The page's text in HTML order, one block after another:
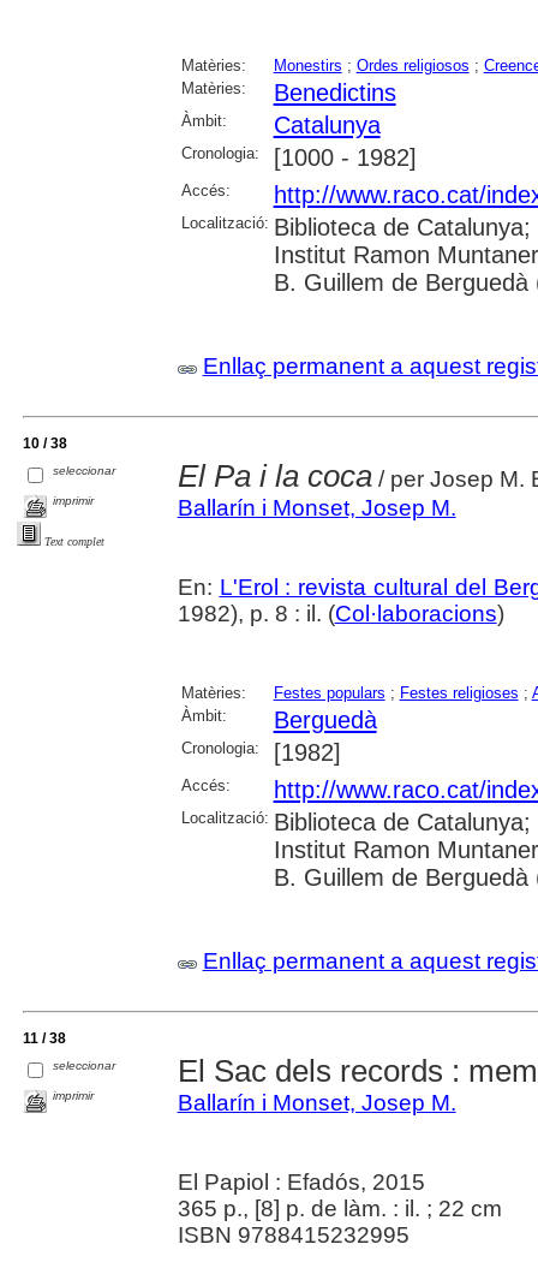
Matèries: Monestirs ; Ordes religiosos ;
Matèries:
Benedictins
Àmbit: Catalunya
Cronologia: [1000 - 1982]
Accés: http://www.raco.cat/
Localització: Biblioteca de
Institut Ramon
B. Guillem de Berguedà
Enllaç permanent a aquest
10 / 38
seleccionar
imprimir
Text complet
El Pa i la coca/ per Josep M.
Ballarín i Monset, Josep M.
En: L'Erol : revista cultural del
1982), p. 8 : il. (Col·laboracions)
Matèries: Festes populars ; Festes religioses ;
Àmbit:
Berguedà
Cronologia: [1982]
Accés: http://www.raco.cat/
Localització: Biblioteca de
Institut Ramon
B. Guillem de Berguedà
Enllaç permanent a aquest
11 / 38
seleccionar
imprimir
El Sac dels records :
Ballarín i Monset, Josep M.
El Papiol : Efadós, 2015
365 p., [8] p. de làm. : il. ; 22 cm
ISBN 9788415232995